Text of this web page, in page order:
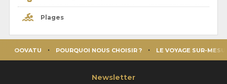
Plages
OOVATU POURQUOI NOUS CHOISIR ? LE VOYAGE SUR-
Newsletter